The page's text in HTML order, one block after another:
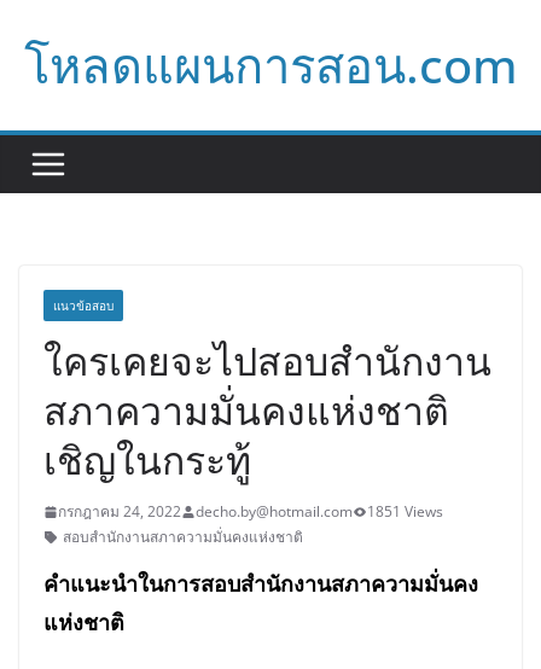
content
โหลดแผนการสอน.com
แนวข้อสอบ
ใครเคยจะไปสอบสำนักงาน
สภาความมั่นคงแห่งชาติ
เชิญในกระทู้
กรกฎาคม 24, 2022 decho.by@hotmail.com
1851 Views
สอบสำนักงานสภาความมั่นคงแห่งชาติ
คำแนะนำในการสอบสำนักงานสภาความมั่นคง
แห่งชาติ